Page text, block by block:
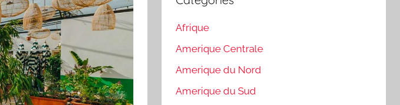
Afrique
Amerique Centrale
Amerique du Nord
Amerique du Sud